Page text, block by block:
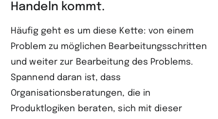
Handeln kommt.
Häufig geht es um diese Kette: von einem
Problem zu möglichen Bearbeitungsschritten
und weiter zur Bearbeitung des Problems.
Spannend daran ist, dass
Organisationsberatungen, die in
Produktlogiken beraten, sich mit dieser